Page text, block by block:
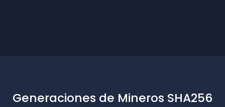
Generaciones de Mineros SHA256